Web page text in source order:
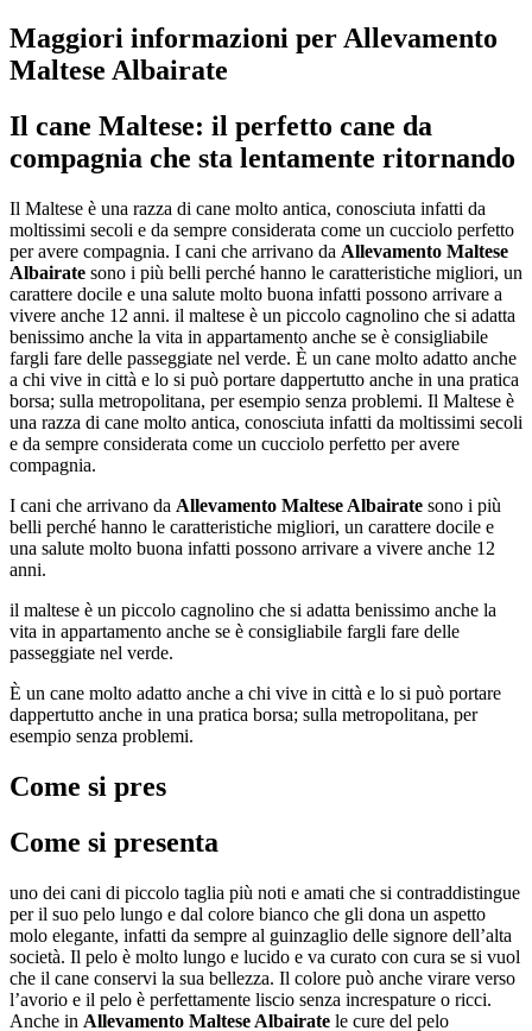
Maggiori informazioni per Allevamento
Maltese Albairate
Il cane Maltese: il perfetto cane da
compagnia che sta lentamente ritornando
Il Maltese è una razza di cane molto antica, conosciuta infatti da
moltissimi secoli e da sempre considerata come un cucciolo perfetto
per avere compagnia. I cani che arrivano da Allevamento Maltese
Albairate sono i più belli perché hanno le caratteristiche migliori, un
carattere docile e una salute molto buona infatti possono arrivare a
vivere anche 12 anni. il maltese è un piccolo cagnolino che si adatta
benissimo anche la vita in appartamento anche se è consigliabile
fargli fare delle passeggiate nel verde. È un cane molto adatto anche
a chi vive in città e lo si può portare dappertutto anche in una pratica
borsa; sulla metropolitana, per esempio senza problemi. Il Maltese è
una razza di cane molto antica, conosciuta infatti da moltissimi secoli
e da sempre considerata come un cucciolo perfetto per avere
compagnia.
I cani che arrivano da Allevamento Maltese Albairate sono i più
belli perché hanno le caratteristiche migliori, un carattere docile e
una salute molto buona infatti possono arrivare a vivere anche 12
anni.
il maltese è un piccolo cagnolino che si adatta benissimo anche la
vita in appartamento anche se è consigliabile fargli fare delle
passeggiate nel verde.
È un cane molto adatto anche a chi vive in città e lo si può portare
dappertutto anche in una pratica borsa; sulla metropolitana, per
esempio senza problemi.
Come si pres
Come si presenta
uno dei cani di piccolo taglia più noti e amati che si contraddistingue
per il suo pelo lungo e dal colore bianco che gli dona un aspetto
molo elegante, infatti da sempre al guinzaglio delle signore dell’alta
società. Il pelo è molto lungo e lucido e va curato con cura se si vuol
che il cane conservi la sua bellezza. Il colore può anche virare verso
l’avorio e il pelo è perfettamente liscio senza increspature o ricci.
Anche in Allevamento Maltese Albairate le cure del pelo